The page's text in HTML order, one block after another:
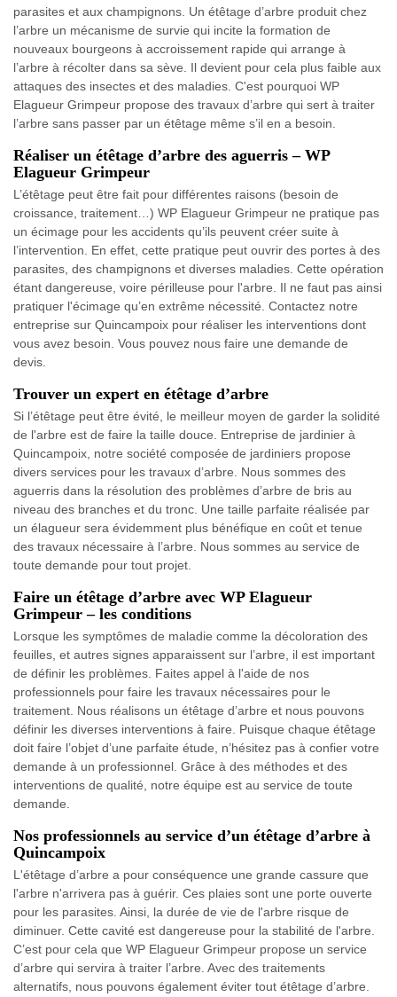
parasites et aux champignons. Un étêtage d’arbre produit chez
l’arbre un mécanisme de survie qui incite la formation de
nouveaux bourgeons à accroissement rapide qui arrange à
l’arbre à récolter dans sa sève. Il devient pour cela plus faible aux
attaques des insectes et des maladies. C'est pourquoi WP
Elagueur Grimpeur propose des travaux d’arbre qui sert à traiter
l’arbre sans passer par un étêtage même s’il en a besoin.
Réaliser un étêtage d’arbre des aguerris – WP
Elagueur Grimpeur
L’étêtage peut être fait pour différentes raisons (besoin de
croissance, traitement…) WP Elagueur Grimpeur ne pratique pas
un écimage pour les accidents qu’ils peuvent créer suite à
l’intervention. En effet, cette pratique peut ouvrir des portes à des
parasites, des champignons et diverses maladies. Cette opération
étant dangereuse, voire périlleuse pour l'arbre. Il ne faut pas ainsi
pratiquer l'écimage qu’en extrême nécessité. Contactez notre
entreprise sur Quincampoix pour réaliser les interventions dont
vous avez besoin. Vous pouvez nous faire une demande de
devis.
Trouver un expert en étêtage d’arbre
Si l’étêtage peut être évité, le meilleur moyen de garder la solidité
de l'arbre est de faire la taille douce. Entreprise de jardinier à
Quincampoix, notre société composée de jardiniers propose
divers services pour les travaux d’arbre. Nous sommes des
aguerris dans la résolution des problèmes d’arbre de bris au
niveau des branches et du tronc. Une taille parfaite réalisée par
un élagueur sera évidemment plus bénéfique en coût et tenue
des travaux nécessaire à l’arbre. Nous sommes au service de
toute demande pour tout projet.
Faire un étêtage d’arbre avec WP Elagueur
Grimpeur – les conditions
Lorsque les symptômes de maladie comme la décoloration des
feuilles, et autres signes apparaissent sur l’arbre, il est important
de définir les problèmes. Faites appel à l'aide de nos
professionnels pour faire les travaux nécessaires pour le
traitement. Nous réalisons un étêtage d’arbre et nous pouvons
définir les diverses interventions à faire. Puisque chaque étêtage
doit faire l’objet d’une parfaite étude, n’hésitez pas à confier votre
demande à un professionnel. Grâce à des méthodes et des
interventions de qualité, notre équipe est au service de toute
demande.
Nos professionnels au service d’un étêtage d’arbre à
Quincampoix
L'étêtage d’arbre a pour conséquence une grande cassure que
l'arbre n'arrivera pas à guérir. Ces plaies sont une porte ouverte
pour les parasites. Ainsi, la durée de vie de l'arbre risque de
diminuer. Cette cavité est dangereuse pour la stabilité de l'arbre.
C’est pour cela que WP Elagueur Grimpeur propose un service
d’arbre qui servira à traiter l’arbre. Avec des traitements
alternatifs, nous pouvons également éviter tout étêtage d’arbre.